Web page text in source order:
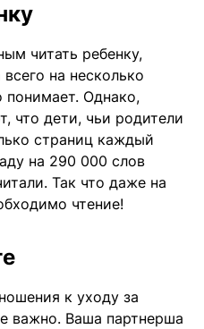
читать ребенку,
на несколько
Однако,
что дети, чьи родители
страниц каждый
на 290 000 слов
Так что даже на
чтение!
к уходу за
важно. Ваша партнерша